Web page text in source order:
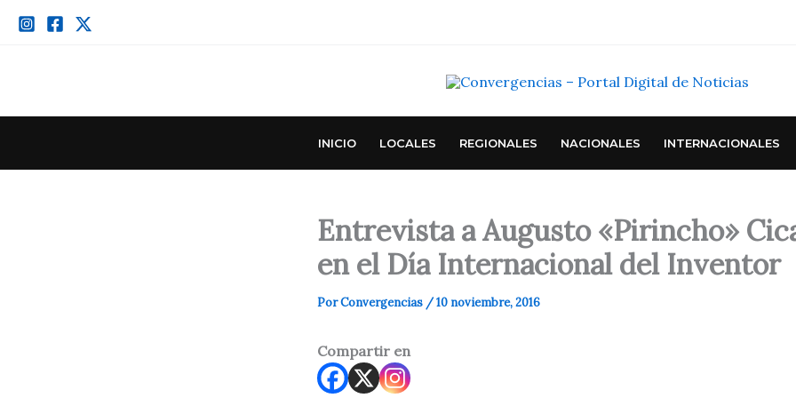
INICIO LOCALES REGIONALES NACIONALES INTERNACIONALES
Entrevista a Augusto «Pirincho»
en el Día Internacional del Inventor
PorConvergencias /10 noviembre, 2016
Compartir en